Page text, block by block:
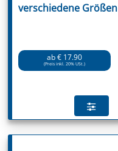
verschiedene Größen
ab € 17.90
(Preis inkl. 20% USt.)